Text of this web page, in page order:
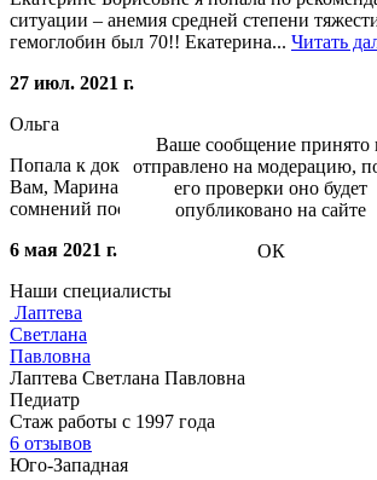
ситуации – анемия средней степени
гемоглобин был 70!! Екатерина... Читать
27 июл. 2021 г.
Ольга
Попала к доктору по рекомендации, не
Вам, Марина Трофимовна, за возможность
сомнений посещать гинеколога!
6 мая 2021 г.
Наши специалисты
Лаптева
Светлана
Павловна
Лаптева Светлана Павловна
Педиатр
Стаж работы с 1997 года
6 отзывов
Юго-Западная
Ваше сообщение принято
отправлено на модерацию,
его проверки оно будет
опубликовано на сайте
ОК